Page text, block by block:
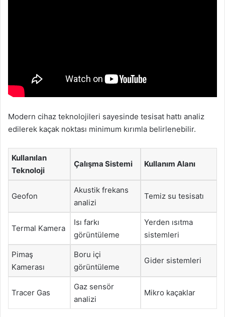
Modern cihaz teknolojileri sayesinde tesisat hattı analiz
edilerek kaçak noktası minimum kırımla belirlenebilir.
Kullanılan
Teknoloji
Çalışma Sistemi Kullanım Alanı
Geofon
Akustik frekans
analizi
Temiz su tesisatı
Termal Kamera
Isı farkı
görüntüleme
Yerden ısıtma
sistemleri
Pimaş
Kamerası
Boru içi
görüntüleme
Gider sistemleri
Tracer Gas
Gaz sensör
analizi
Mikro kaçaklar